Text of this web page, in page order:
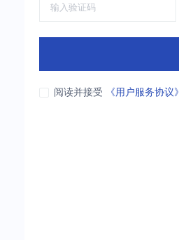
阅读并接受 《用户服务协议》